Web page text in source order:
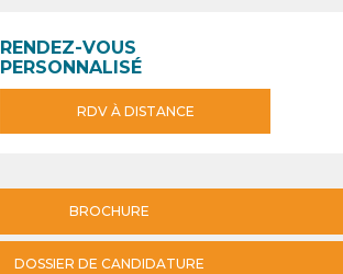
RENDEZ-VOUS
PERSONNALISÉ
RDV À DISTANCE
BROCHURE
DOSSIER DE CANDIDATURE